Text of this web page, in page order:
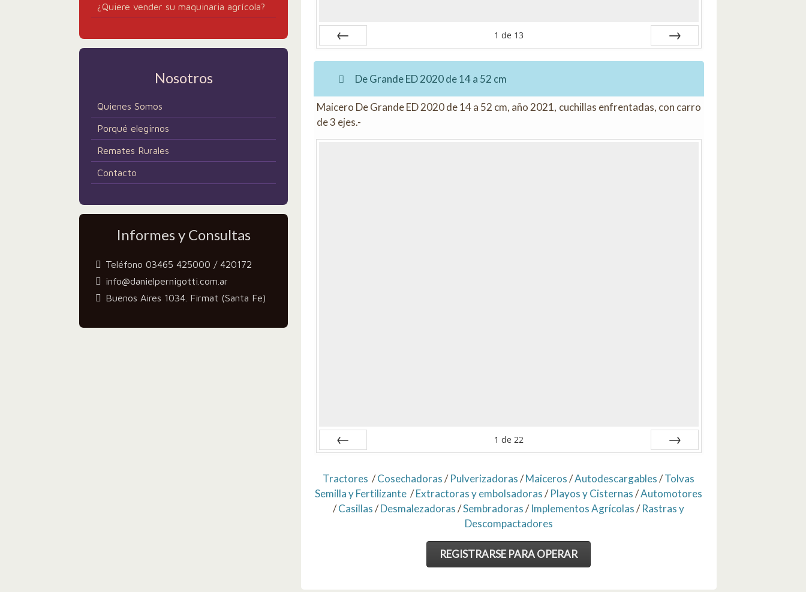
¿Quiere vender su maquinaria agrícola?
Nosotros
Quienes Somos
Porqué elegirnos
Remates Rurales
Contacto
Informes y Consultas
Teléfono 03465 425000 / 420172
info@danielpernigotti.com.ar
Buenos Aires 1034. Firmat (Santa Fe)
1 de 13
De Grande ED 2020 de 14 a 52 cm
Maicero De Grande ED 2020 de 14 a 52 cm, año 2021, cuchillas enfrentadas, con carro
de 3 ejes.-
1 de 22
Tractores /Cosechadoras/Pulverizadoras/Maiceros/Autodescargables/Tolvas
Semilla y Fertilizante /Extractoras y embolsadoras/Playos y Cisternas/Automotores
/Casillas/Desmalezadoras/Sembradoras/Implementos Agrícolas/Rastras y
Descompactadores
REGISTRARSE PARA OPERAR